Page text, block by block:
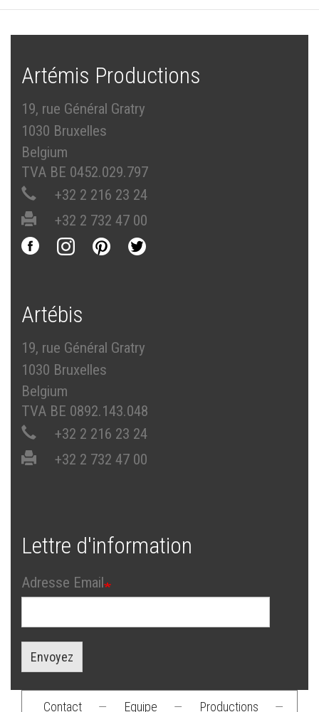
Artémis Productions
19, rue Général Gratry
1030 Bruxelles
Belgium
TVA BE 0452.029.797
+32 2 216 23 24
+32 2 732 47 00
Artébis
19, rue Général Gratry
1030 Bruxelles
Belgium
TVA BE 0892.143.048
+32 2 216 23 24
+32 2 732 47 00
Lettre d'information
Adresse Email
Envoyez
Contact — Equipe — Productions —